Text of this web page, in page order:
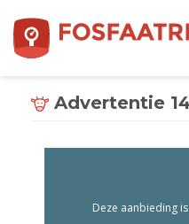
Advertentie
Deze aanbieding